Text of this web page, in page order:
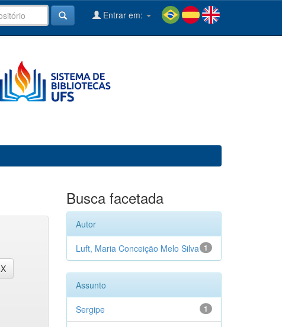
Entrar em:
Busca facetada
Autor
1
Luft, Maria Conceição Melo Silva
Assunto
1
Sergipe